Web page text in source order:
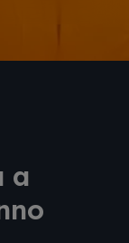
a